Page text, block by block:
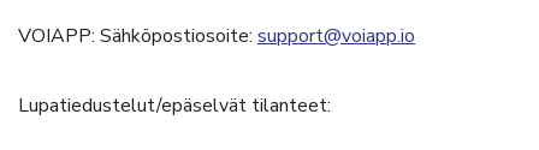
VOIAPP: Sähköpostiosoite: support@voiapp.io
Lupatiedustelut/epäselvät tilanteet: